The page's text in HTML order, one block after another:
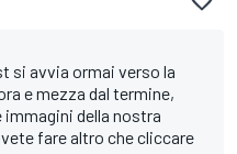
si avvia ormai verso la
e mezza dal termine,
della nostra
fare altro che cliccare